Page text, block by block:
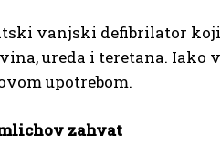
vanjski defibrilator
ureda i teretana. Iako
upotrebom.
zahvat